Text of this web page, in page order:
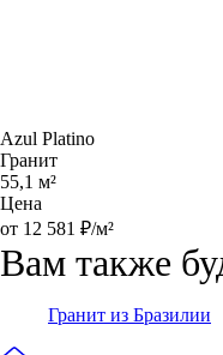
Azul Platino
Гранит
55,1 м²
Цена
от 12 581 ₽/м²
Вам также
Гранит из Бразилии